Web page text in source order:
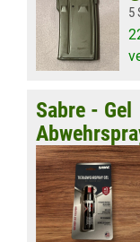
5
Sabre - Gel